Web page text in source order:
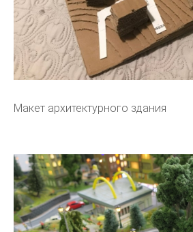
Макет архитектурного здания